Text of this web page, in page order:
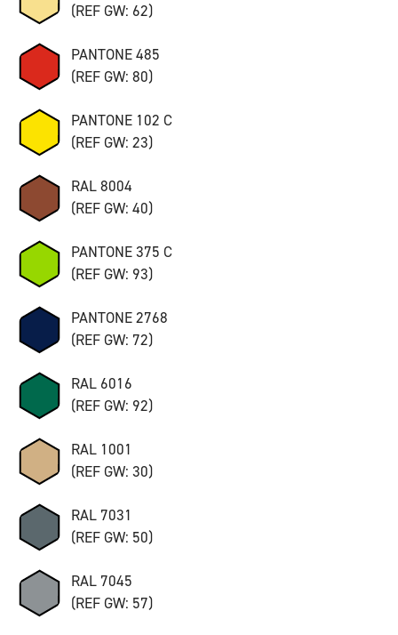
(REF GW: 62)
PANTONE 485
(REF GW: 80)
PANTONE 102 C
(REF GW: 23)
RAL 8004
(REF GW: 40)
PANTONE 375 C
(REF GW: 93)
PANTONE 2768
(REF GW: 72)
RAL 6016
(REF GW: 92)
RAL 1001
(REF GW: 30)
RAL 7031
(REF GW: 50)
RAL 7045
(REF GW: 57)